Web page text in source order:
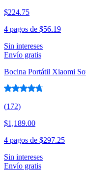
$224.75
4 pagos de $56.19
Sin intereses
Envío gratis
Bocina Portátil Xiaomi
(172)
$1,189.00
4 pagos de $297.25
Sin intereses
Envío gratis